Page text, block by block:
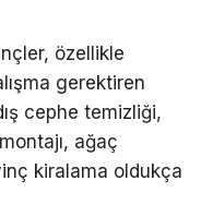
özellikle
gerektiren
cephe temizliği,
ağaç
kiralama oldukça